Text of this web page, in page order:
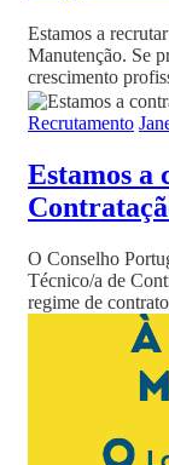
Estamos a
Manutenção. Se
crescimento
Recrutamento
Estamos a
O Conselho
Técnico/a de
regime de contrato